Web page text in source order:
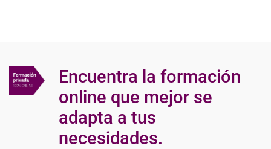
Encuentra la formación
online que mejor se
adapta a tus
necesidades.